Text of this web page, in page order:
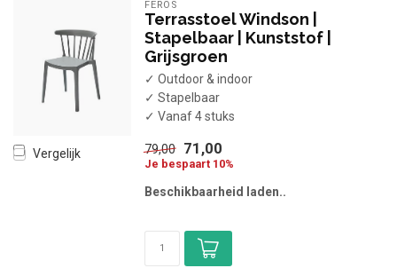
Vergelijk
FEROS
Terrasstoel Windson |
Stapelbaar | Kunststof |
Grijsgroen
✓ Outdoor & indoor
✓ Stapelbaar
✓ Vanaf 4 stuks
79,00 71,00
Je bespaart 10%
Beschikbaarheid laden..